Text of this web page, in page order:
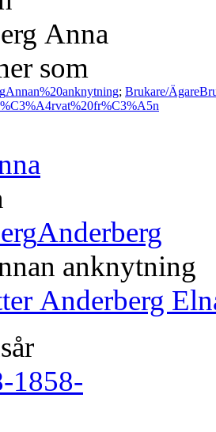
Anna
som
Annan%20anknytning; Brukare/Ägare
Anderberg
anknytning
Anderberg
1858-